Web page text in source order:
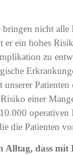
nicht alle
ein hohes
zu
einer
die Patienten
Alltag, dass